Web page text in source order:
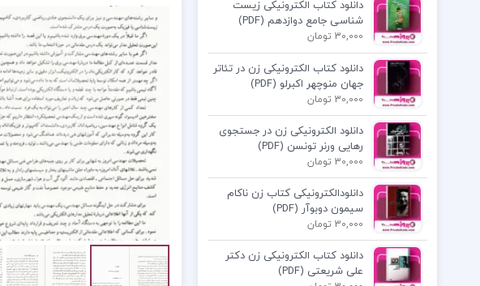
دانلود کتاب الکترونیکی زیست
شناسی جامع دوازدهم (PDF)
30,000 تومان
دانلود کتاب الکترونیکی زن در تئاتر
جهان منوچهر اکبرلو (PDF)
30,000 تومان
دانلود الکترونیکی زن در جستجوی
رهایی ورنر تونسن (PDF)
30,000 تومان
دانلودالکترونیکی کتاب زن ناکام
سیمون دوبوآر (PDF)
30,000 تومان
دانلود کتاب الکترونیکی زن دکتر
علی شریعتی (PDF)